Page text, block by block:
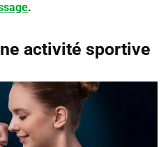
.
activité sportive